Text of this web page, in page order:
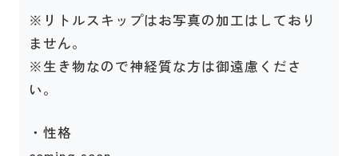
※リトルスキップはお写真の加工はしており
ません。
※生き物なので神経質な方は御遠慮くださ
い。
・性格